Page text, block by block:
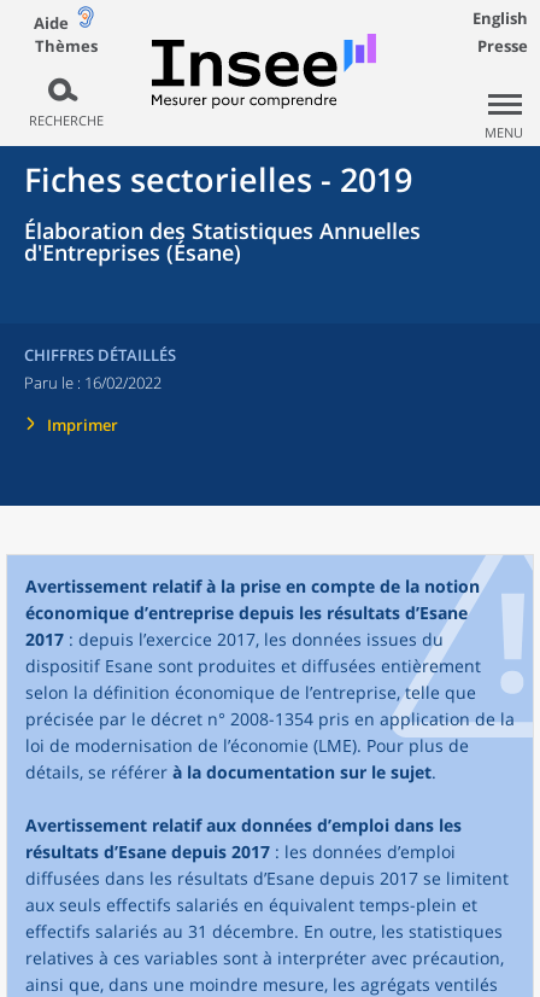
Aide
Thèmes
RECHERCHE
English
Presse
MENU
Fiches sectorielles - 2019
Élaboration des Statistiques Annuelles
d'Entreprises (Ésane)
CHIFFRES DÉTAILLÉS
Paru le : 16/02/2022
Imprimer
Avertissement relatif à la prise en compte de la notion
économique d’entreprise depuis les résultats d’Esane
2017 : depuis l’exercice 2017, les données issues du
dispositif Esane sont produites et diffusées entièrement
selon la définition économique de l’entreprise, telle que
précisée par le décret n° 2008-1354 pris en application de la
loi de modernisation de l’économie (LME). Pour plus de
détails, se référer à la documentation sur le sujet.
Avertissement relatif aux données d’emploi dans les
résultats d’Esane depuis 2017 : les données d’emploi
diffusées dans les résultats d’Esane depuis 2017 se limitent
aux seuls effectifs salariés en équivalent temps-plein et
effectifs salariés au 31 décembre. En outre, les statistiques
relatives à ces variables sont à interpréter avec précaution,
ainsi que, dans une moindre mesure, les agrégats ventilés